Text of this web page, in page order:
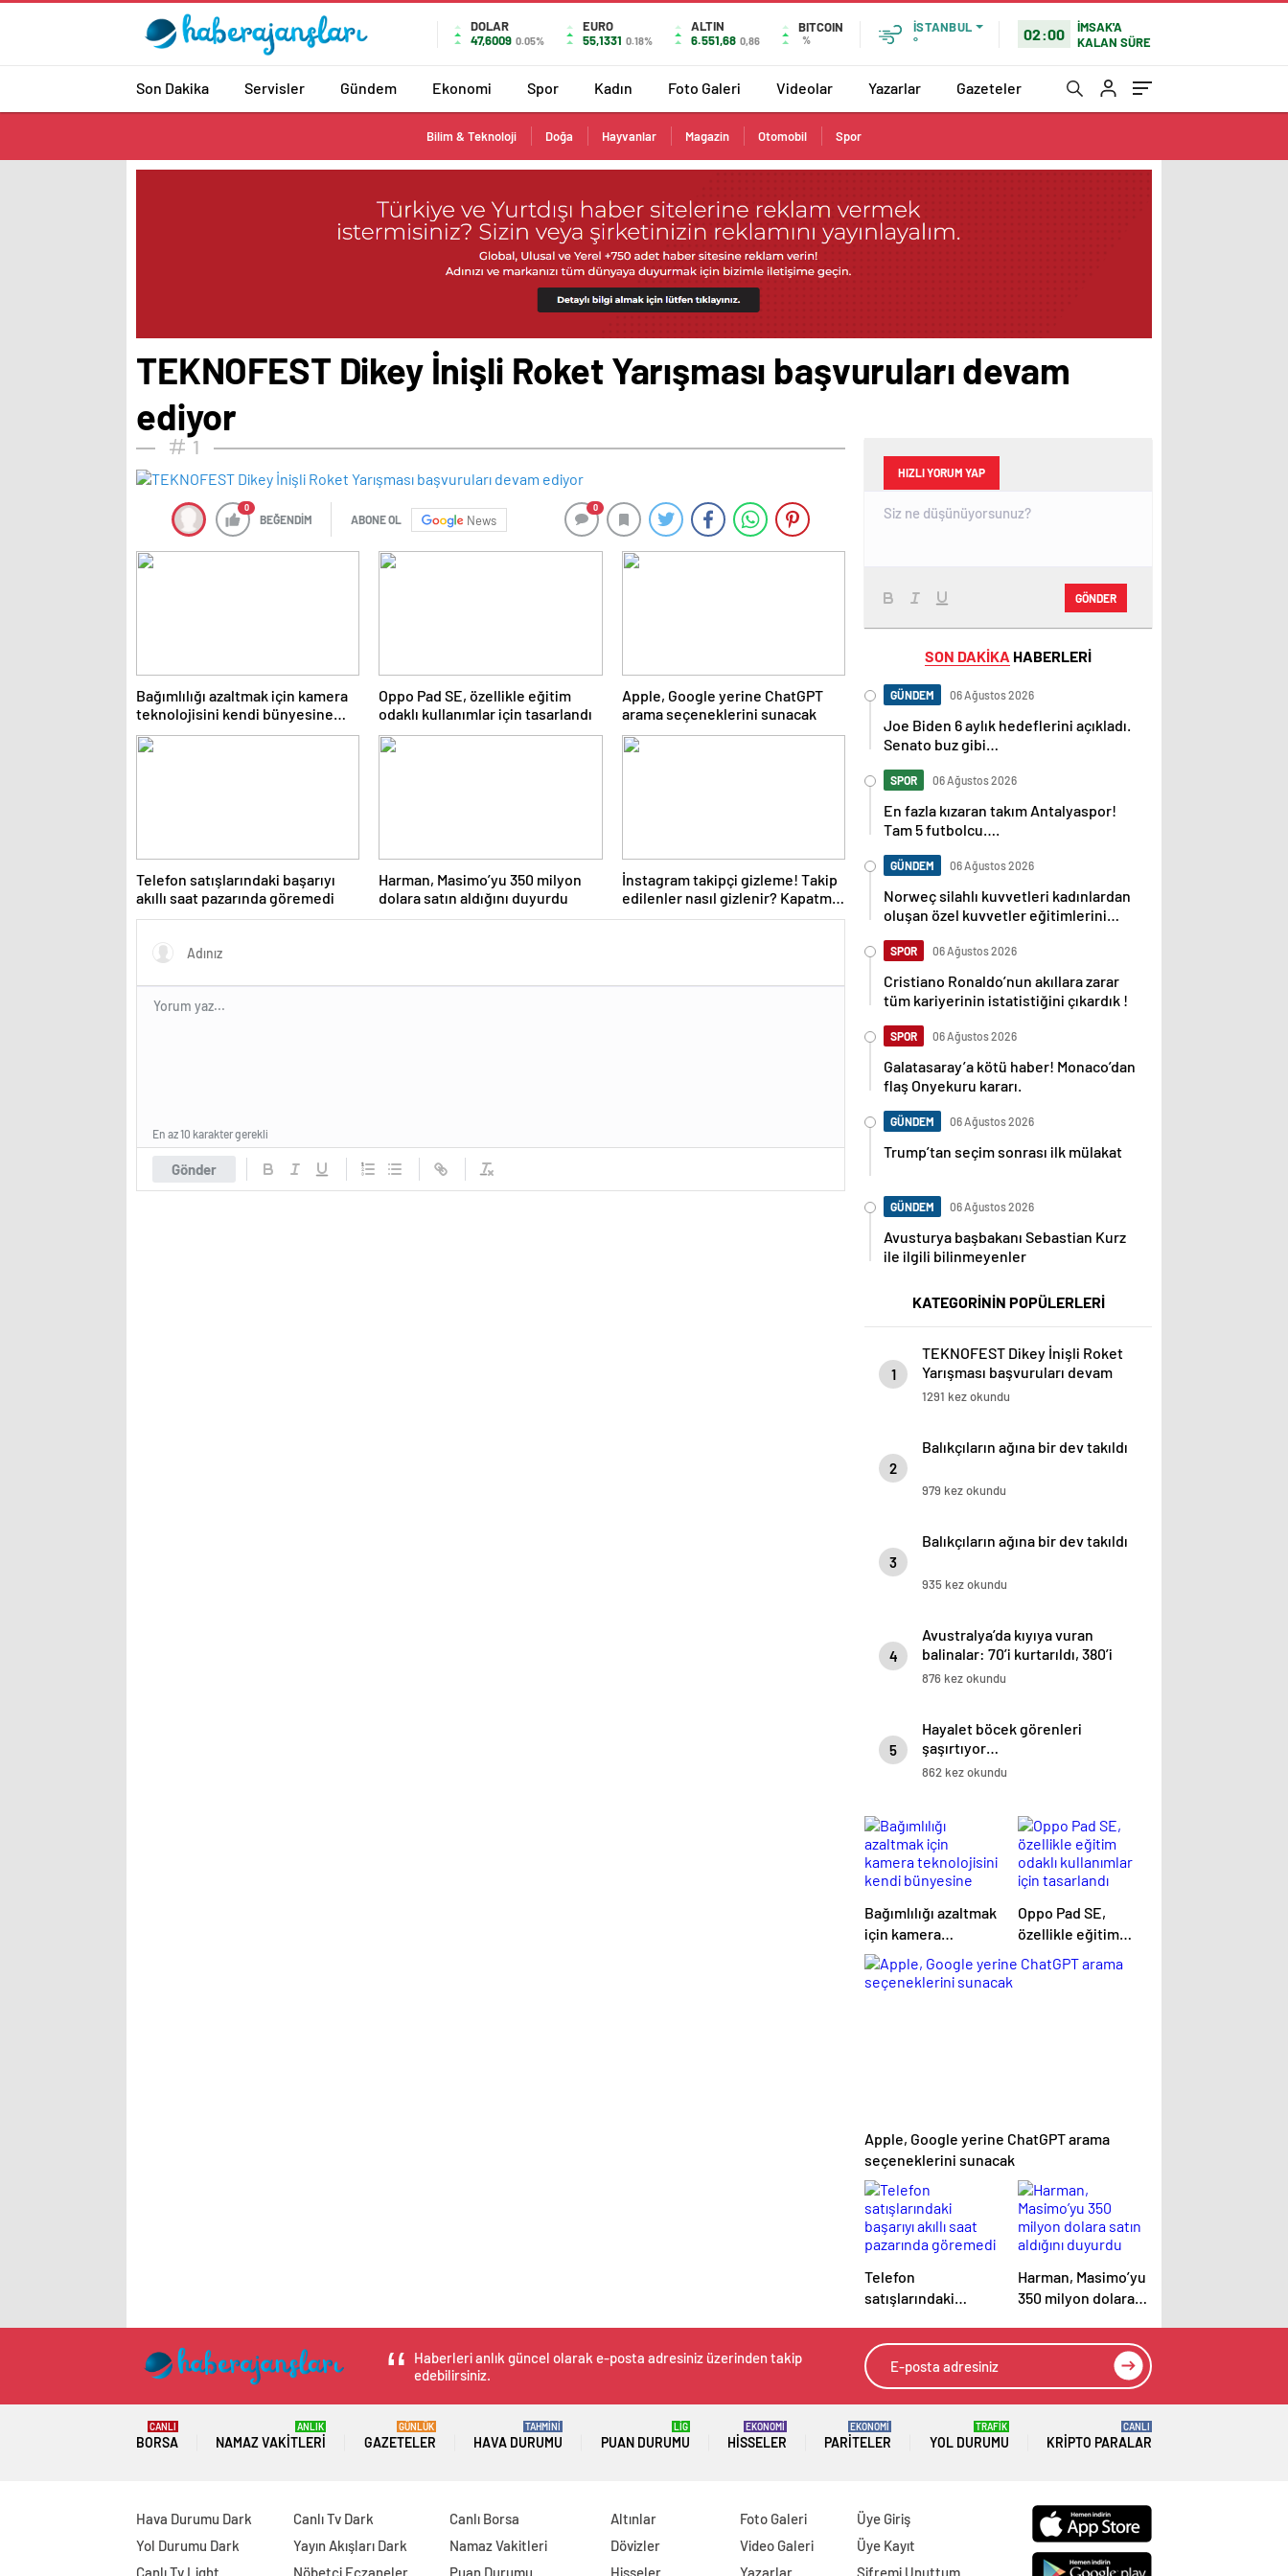
DOLAR
47,6009 0.05%
EURO
55,1331 0.18%
ALTIN
6.551,68 0,86
BITCOIN
%
İSTANBUL
°
02:00
İMSAK'A
KALAN SÜRE
Son Dakika Servisler Gündem Ekonomi Spor Kadın Foto Galeri Videolar Yazarlar Gazeteler
Bilim & Teknoloji Doğa Hayvanlar Magazin Otomobil Spor
TEKNOFEST Dikey İnişli Roket Yarışması başvuruları devam
ediyor
1
0
BEĞENDİM ABONE OL News
0
Bağımlılığı azaltmak için kamera
teknolojisini kendi bünyesine
taşıyor
Oppo Pad SE, özellikle eğitim
odaklı kullanımlar için tasarlandı
Apple, Google yerine ChatGPT
arama seçeneklerini sunacak
Telefon satışlarındaki başarıyı
akıllı saat pazarında göremedi
Harman, Masimo’yu 350 milyon
dolara satın aldığını duyurdu
İnstagram takipçi gizleme! Takip
edilenler nasıl gizlenir? Kapatma
özelliği geldi! Takipçilerimi kimler
Gönder
En az 10 karakter gerekli
HIZLI YORUM YAP
GÖNDER
SON DAKİKA HABERLERİ
GÜNDEM 06 Ağustos 2026
Joe Biden 6 aylık hedeflerini açıkladı.
Senato buz gibi…
SPOR 06 Ağustos 2026
En fazla kızaran takım Antalyaspor!
Tam 5 futbolcu….
GÜNDEM 06 Ağustos 2026
Norweç silahlı kuvvetleri kadınlardan
oluşan özel kuvvetler eğitimlerini
SPOR 06 Ağustos 2026
Cristiano Ronaldo’nun akıllara zarar
tüm kariyerinin istatistiğini çıkardık !
SPOR 06 Ağustos 2026
Galatasaray’a kötü haber! Monaco’dan
flaş Onyekuru kararı.
GÜNDEM 06 Ağustos 2026
Trump’tan seçim sonrası ilk mülakat
GÜNDEM 06 Ağustos 2026
Avusturya başbakanı Sebastian Kurz
ile ilgili bilinmeyenler
KATEGORİNİN POPÜLERLERİ
1
TEKNOFEST Dikey İnişli Roket
Yarışması başvuruları devam
ediyor
1291 kez okundu
2
Balıkçıların ağına bir dev takıldı
979 kez okundu
3
Balıkçıların ağına bir dev takıldı
935 kez okundu
4
Avustralya’da kıyıya vuran
balinalar: 70’i kurtarıldı, 380’i
öldü
876 kez okundu
5
Hayalet böcek görenleri
şaşırtıyor…
862 kez okundu
Bağımlılığı azaltmak
için kamera
teknolojisini kendi
bünyesine taşıyor
Oppo Pad SE,
özellikle eğitim
odaklı kullanımlar
Apple, Google yerine ChatGPT arama
seçeneklerini sunacak
Telefon
satışlarındaki
pazarında göremedi
Harman, Masimo’yu
350 milyon dolara
duyurdu
Haberleri anlık güncel olarak e-posta adresiniz üzerinden takip
edebilirsiniz.
BORSA
CANLI
NAMAZ VAKITLERI
ANLIK
GAZETELER
GÜNLÜK
HAVA DURUMU
TAHMİNİ
PUAN DURUMU
LİG
HISSELER
EKONOMİ
PARITELER
EKONOMİ
YOL DURUMU
TRAFİK
KRIPTO PARALAR
CANLI
Hava Durumu Dark
Yol Durumu Dark
Canlı Tv Light
Canlı Tv Dark
Yayın Akışları Dark
Nöbetçi Eczaneler
Canlı Borsa
Namaz Vakitleri
Puan Durumu
Altınlar
Dövizler
Hisseler
Foto Galeri
Video Galeri
Yazarlar
Üye Giriş
Üye Kayıt
Şifremi Unuttum